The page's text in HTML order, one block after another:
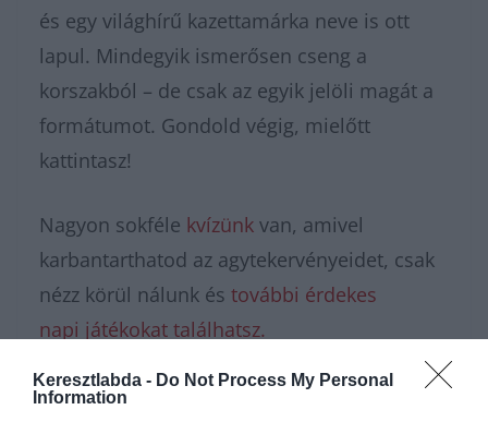
Keresztlabda - Do Not Process My Personal
Information
és egy világhírű kazettamárka neve is ott
lapul. Mindegyik ismerősen cseng a
korszakból – de csak az egyik jelöli magát a
formátumot. Gondold végig, mielőtt
kattintasz!
Nagyon sokféle kvízünk van, amivel
karbantarthatod az agytekervényeidet, csak
nézz körül nálunk és további érdekes
napi játékokat találhatsz.